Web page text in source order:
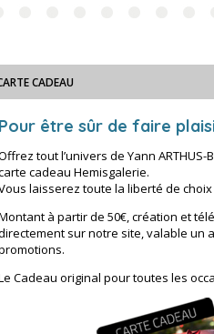
CADEAU
Pour être sûr de faire
tout l’univers de Yann ARTHUS-
cadeau Hemisgalerie.
laisserez toute la liberté de
à partir de 50€, création et
sur notre site, valable un
Cadeau original pour toutes les